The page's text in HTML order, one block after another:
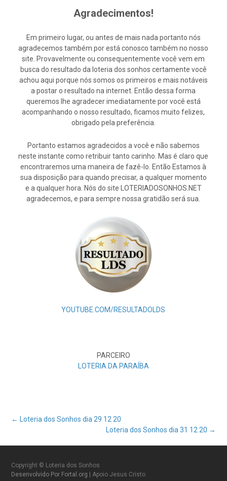
Agradecimentos!
Em primeiro lugar, ou antes de mais nada portanto nós
agradecemos também por está conosco também no nosso
site. Provavelmente ou consequentemente você vem em
busca do resultado da loteria dos sonhos certamente você
achou aqui porque nós somos os primeiros e mais notáveis
a postar o resultado na internet. Então dessa forma
queremos lhe agradecer imediatamente por você está
acompanhando o nosso resultado, ficamos muito felizes,
obrigado pela preferência.
Portanto estamos agradecidos a você e não sabemos
neste instante como retribuir tanto carinho. Mas é claro que
encontraremos uma maneira de fazê-lo. Então Estamos à
sua disposição para quando precisar, a qualquer momento
e a qualquer hora. Nós do site LOTERIADOSONHOS.NET
agradecemos, e para sempre nossa gratidão será sua.
YOUTUBE.COM/RESULTADOLDS
PARCEIRO
LOTERIA DA PARAÍBA
Post
navigation
← Loteria dos Sonhos dia 29 12 20
Loteria dos Sonhos dia 31 12 20 →
Copyright © Loteria dos Sonhos
Desenvolvido Por Fortal.org
| Apoio Jesus Cristo